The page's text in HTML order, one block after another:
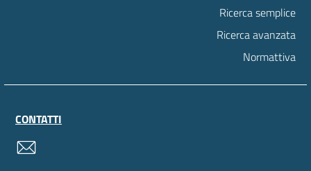
Ricerca semplice
Ricerca avanzata
Normattiva
CONTATTI